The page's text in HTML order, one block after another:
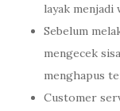
layak menjadi
Sebelum
mengecek
menghapus
Customer